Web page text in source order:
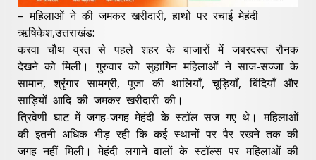
– महिलाओं ने की जमकर खरीदारी, हाथों पर रचाई मेहंदी
ऋषिकेश,उत्तराखंड:
करवा चौथ व्रत से पहले शहर के बाजारों में जबरदस्त रौनक
देखने को मिली। गुरुवार को सुहागिन महिलाओं ने साज-सज्जा के
सामान, श्रृंगार सामग्री, पूजा की थालियाँ, चूड़ियाँ, बिंदियाँ और
साड़ियों आदि की जमकर खरीदारी की।
त्रिवेणी घाट में जगह-जगह मेहंदी के स्टॉल सज गए थे। महिलाओं
की इतनी अधिक भीड़ रही कि कई स्थानों पर पैर रखने तक की
जगह नहीं मिली। मेहंदी लगाने वालों के स्टॉल्स पर महिलाओं की